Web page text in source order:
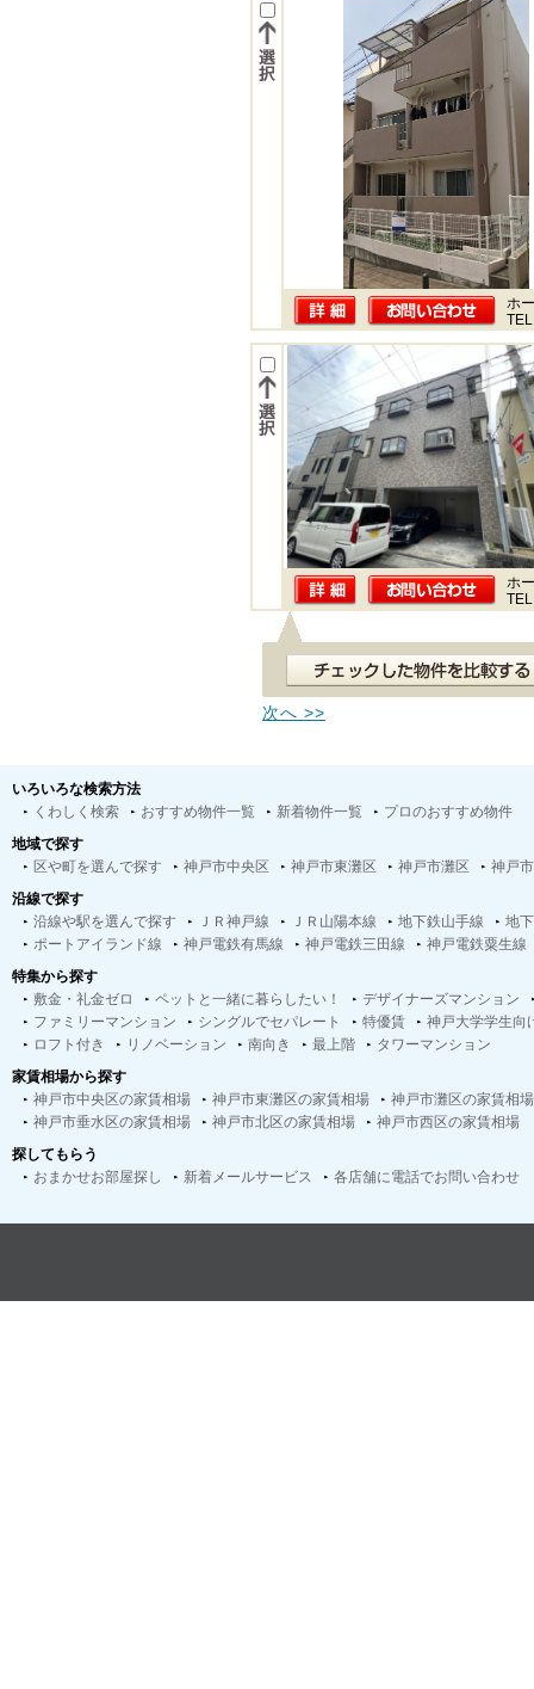
ホ
ホ
次へ >>
いろいろな検索方法
くわしく検索
おすすめ物件一覧 新着物件一覧
プロのおすすめ物件
地域で探す
区や町を選んで探す
神戸市中央区 神戸市東灘区 神戸市灘区
神戸
沿線で探す
沿線や駅を選んで探す
ＪＲ神戸線 ＪＲ山陽本線 地下鉄山手線
地
ポートアイランド線
神戸電鉄有馬線 神戸電鉄三田線
神戸電鉄粟生線
特集から探す
敷金・礼金ゼロ
ペットと一緒に暮らしたい！
デザイナーズマンション
ファミリーマンション
シングルでセパレート 特優賃
神戸大学学生向
ロフト付き
リノベーション 南向き 最上階
タワーマンション
家賃相場から探す
神戸市中央区の家賃相場
神戸市東灘区の家賃相場
神戸市灘区の家賃相場
神戸市垂水区の家賃相場
神戸市北区の家賃相場
神戸市西区の家賃相場
探してもらう
おまかせお部屋探し
新着メールサービス 各店舗に電話でお問い合わせ